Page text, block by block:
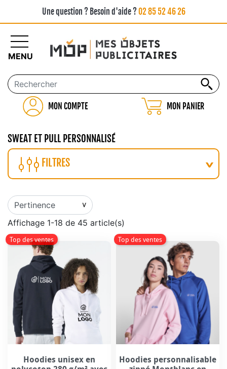
Une question ? Besoin d'aide ?02 85 52 46 26
MON COMPTE MON PANIER
MENU
SWEAT ET PULL PERSONNALISÉ
FILTRES
Affichage 1-18 de 45 article(s)
Top des ventes
Hoodies unisex en
Top des ventes
Hoodies personnalisable